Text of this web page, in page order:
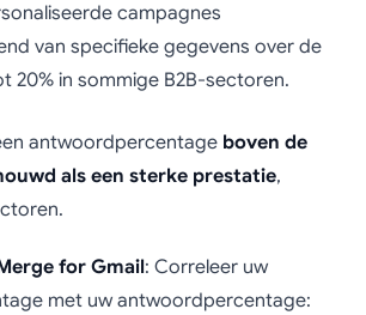
campagnes
van specifieke gegevens over de
20% in sommige B2B-sectoren.
antwoordpercentage boven de
als een sterke prestatie,
for Gmail: Correleer uw
met uw antwoordpercentage: